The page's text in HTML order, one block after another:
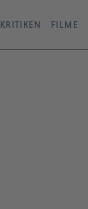
KRITIKEN FILME